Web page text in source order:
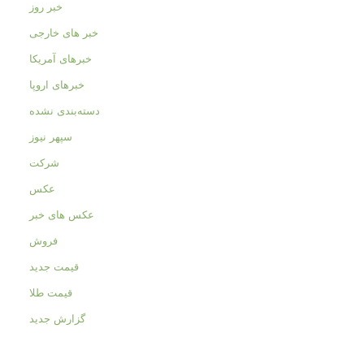
خبر روز
خبر های خارجی
خبرهای آمریکا
خبرهای اروپا
دسته‌بندی نشده
سپهر نیوز
شرکت
عکس
عکس های خبر
فروش
قیمت جدید
قیمت طلا
گزارش جدید